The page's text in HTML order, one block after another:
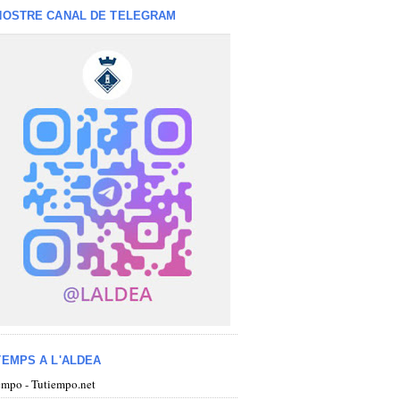
CANAL DE TELEGRAM
A L'ALDEA
- Tutiempo.net